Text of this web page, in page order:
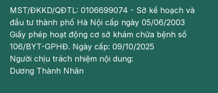
MST/ĐKKD/QĐTL: 0106699074 - Sở kế hoạch và
đầu tư thành phố Hà Nội cấp ngày 05/06/2003
Giấy phép hoạt động cơ sở khám chữa bệnh số
106/BYT-GPHĐ. Ngày cấp: 09/10/2025
Người chịu trách nhiệm nội dung:
Dương Thành Nhân